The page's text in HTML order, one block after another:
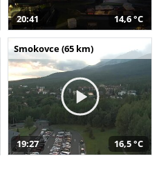
20:41 14,6 °C
Smokovce (65 km)
19:27 16,5 °C